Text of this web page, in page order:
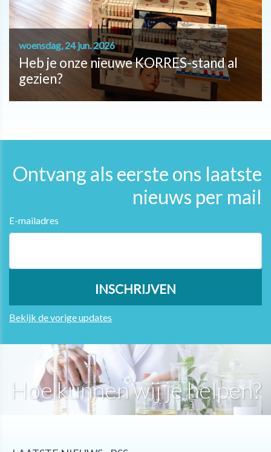
woensdag, 24 jun. 2026
Heb je onze nieuwe KORRES-stand al
gezien?
Ontvang als eerste ons laatste
nieuws per mail
E-mailadres
Bekijk de vorige updates
Hoe kunnen wij je helpen?